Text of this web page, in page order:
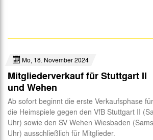
Mo, 18. November 2024
Mitgliederverkauf für Stuttgart II
und Wehen
Ab sofort beginnt die erste Verkaufsphase für
die Heimspiele gegen den VfB Stuttgart II
Uhr) sowie den SV Wehen Wiesbaden
Uhr) ausschließlich für Mitglieder.